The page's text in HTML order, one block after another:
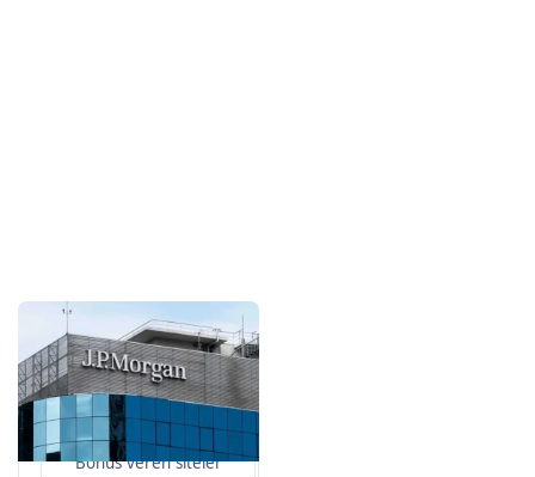
Sponsorlarımız
Bu içerik destekçileri
primebahis resmi giris
Bonus veren siteler